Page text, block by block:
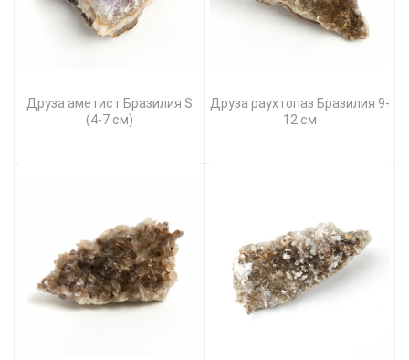
Друза аметист Бразилия S
(4-7 см)
Друза раухтопаз Бразилия 9-
12 см